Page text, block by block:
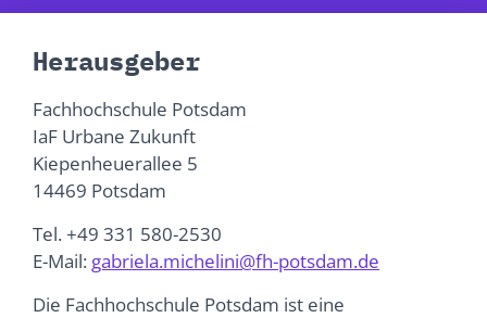
U
Herausgeber
Fachhochschule Potsdam
IaF Urbane Zukunft
Kiepenheuerallee 5
14469 Potsdam
Tel. +49 331 580-2530
E-Mail: gabriela.michelini@fh-potsdam.de
Die Fachhochschule Potsdam ist eine